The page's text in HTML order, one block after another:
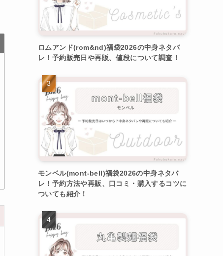
ロムアンド(rom&nd)福袋2026の中身ネタバ
レ！予約販売日や再販、値段について調査！
モンベル(mont-bell)福袋2026の中身ネタバ
レ！予約方法や再販、口コミ・購入するコツに
ついても紹介！